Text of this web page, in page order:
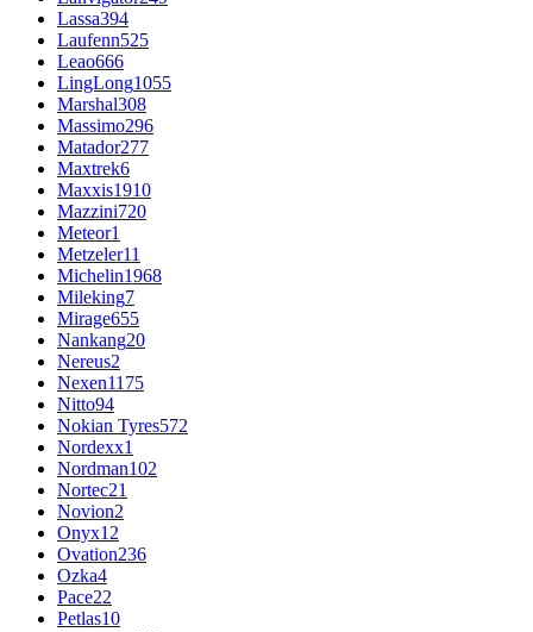
Lassa394
Laufenn525
Leao666
LingLong1055
Marshal308
Massimo296
Matador277
Maxtrek6
Maxxis1910
Mazzini720
Meteor1
Metzeler11
Michelin1968
Mileking7
Mirage655
Nankang20
Nereus2
Nexen1175
Nitto94
Nokian Tyres572
Nordexx1
Nordman102
Nortec21
Novion2
Onyx12
Ovation236
Ozka4
Pace22
Petlas10